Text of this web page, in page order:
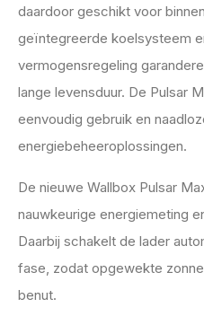
daardoor geschikt voor
geïntegreerde koelsysteem
vermogensregeling
lange levensduur. De Pulsar
eenvoudig gebruik en
energiebeheeroplossingen.
De nieuwe Wallbox Pulsar
nauwkeurige energiemeting
Daarbij schakelt de lader
fase, zodat opgewekte
benut.